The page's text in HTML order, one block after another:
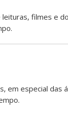
filmes e
em especial